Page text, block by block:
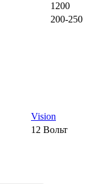
1200
200-250
Vision
12 Вольт